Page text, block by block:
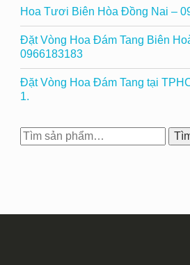
Hoa Tươi Biên Hòa Đồng Nai –
Đặt Vòng Hoa Đám Tang Biên
0966183183
Đặt Vòng Hoa Đám Tang tại
1.
Tìm
kiếm: